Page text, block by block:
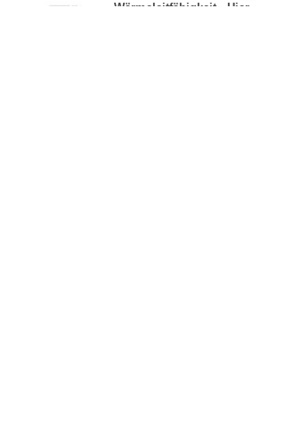
Wärmeleitfähigkeit - Hier